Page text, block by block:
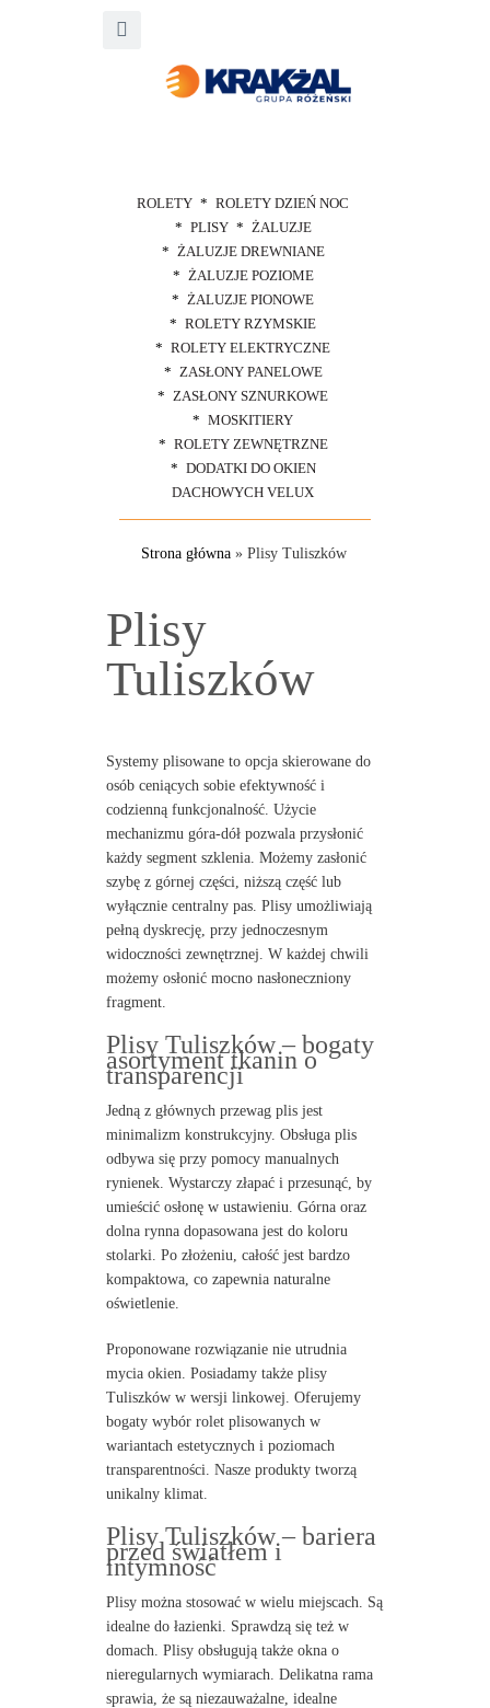
ROLETY
ROLETY DZIEŃ NOC
PLISY
ŻALUZJE
ŻALUZJE DREWNIANE
ŻALUZJE POZIOME
ŻALUZJE PIONOWE
ROLETY RZYMSKIE
ROLETY ELEKTRYCZNE
ZASŁONY PANELOWE
ZASŁONY SZNURKOWE
MOSKITIERY
ROLETY ZEWNĘTRZNE
DODATKI DO OKIEN
DACHOWYCH VELUX
Strona główna » Plisy Tuliszków
Plisy
Tuliszków
Systemy plisowane to opcja skierowane do
osób ceniących sobie efektywność i
codzienną funkcjonalność. Użycie
mechanizmu góra-dół pozwala przysłonić
każdy segment szklenia. Możemy zasłonić
szybę z górnej części, niższą część lub
wyłącznie centralny pas. Plisy umożliwiają
pełną dyskrecję, przy jednoczesnym
widoczności zewnętrznej. W każdej chwili
możemy osłonić mocno nasłoneczniony
fragment.
Plisy Tuliszków – bogaty
asortyment tkanin o
transparencji
Jedną z głównych przewag plis jest
minimalizm konstrukcyjny. Obsługa plis
odbywa się przy pomocy manualnych
rynienek. Wystarczy złapać i przesunąć, by
umieścić osłonę w ustawieniu. Górna oraz
dolna rynna dopasowana jest do koloru
stolarki. Po złożeniu, całość jest bardzo
kompaktowa, co zapewnia naturalne
oświetlenie.
Proponowane rozwiązanie nie utrudnia
mycia okien. Posiadamy także plisy
Tuliszków w wersji linkowej. Oferujemy
bogaty wybór rolet plisowanych w
wariantach estetycznych i poziomach
transparentności. Nasze produkty tworzą
unikalny klimat.
Plisy Tuliszków – bariera
przed światłem i
intymność
Plisy można stosować w wielu miejscach. Są
idealne do łazienki. Sprawdzą się też w
domach. Plisy obsługują także okna o
nieregularnych wymiarach. Delikatna rama
sprawia, że są niezauważalne, idealne